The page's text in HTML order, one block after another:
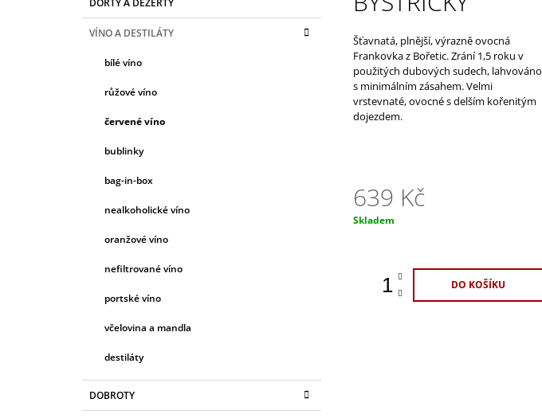
kategorie
T
DORTY A DEZERTY
VÍNO A DESTILÁTY
bílé víno
růžové víno
červené víno
bublinky
bag-in-box
nealkoholické víno
oranžové víno
nefiltrované víno
portské víno
včelovina a mandla
destiláty
DOBROTY
Šťavnatá, plnější, výrazně ovocná
Frankovka z Bořetic. Zrání 1,5 roku v
použitých dubových sudech, lahvováno
s minimálním zásahem. Velmi
vrstevnaté, ovocné s delším kořenitým
dojezdem.
639 Kč
Měrná
Skladem
DO KOŠÍKU
420 Kč
1 100 Kč